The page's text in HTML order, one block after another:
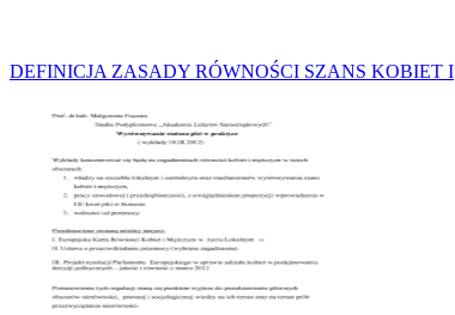
DEFINICJA ZASADY RÓWNOŚCI SZANS KOBIET I